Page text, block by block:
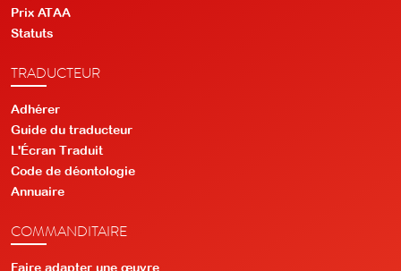
Prix ATAA
Statuts
TRADUCTEUR
Adhérer
Guide du traducteur
L'Écran Traduit
Code de déontologie
Annuaire
COMMANDITAIRE
Faire adapter une œuvre